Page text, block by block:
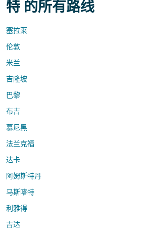
特 的所有路线
塞拉莱
伦敦
米兰
吉隆坡
巴黎
布吉
慕尼黑
法兰克福
达卡
阿姆斯特丹
马斯喀特
利雅得
吉达